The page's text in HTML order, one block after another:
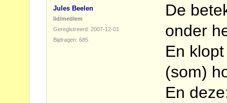
Jules Beelen
lid/medlem
Geregistreerd: 2007-12-01
Bijdragen: 685
De
onder
En
(som)
En